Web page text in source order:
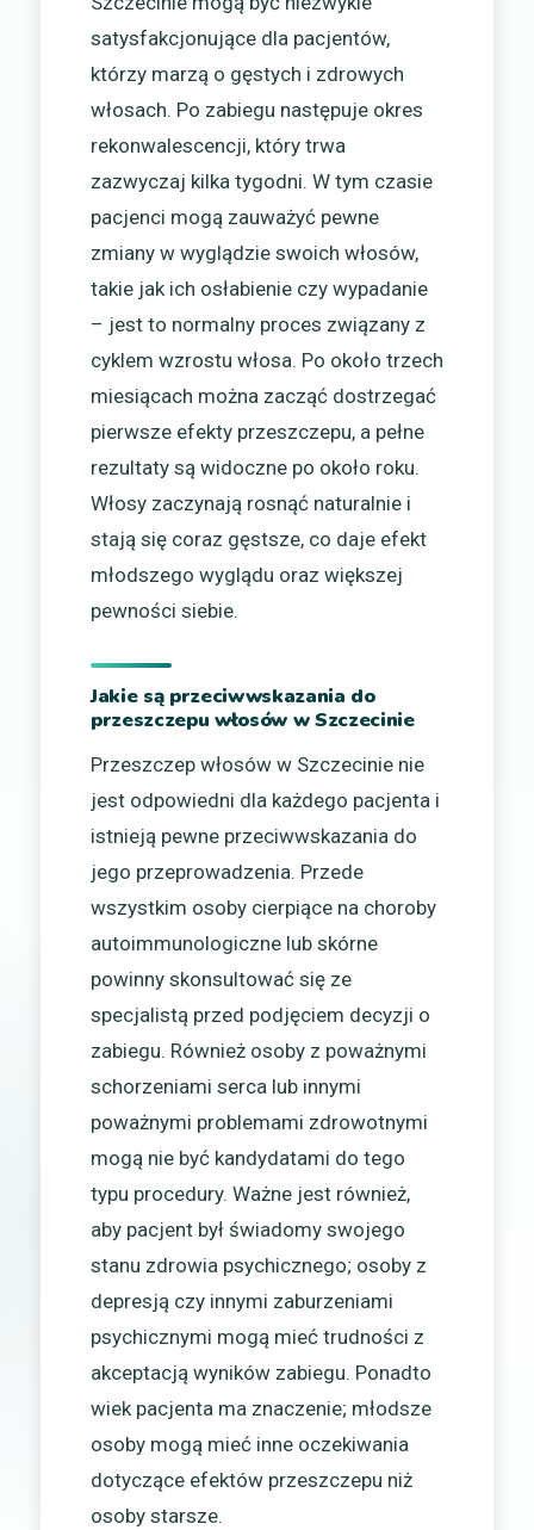
satysfakcjonujące dla pacjentów,
którzy marzą o gęstych i zdrowych
włosach. Po zabiegu następuje okres
rekonwalescencji, który trwa
zazwyczaj kilka tygodni. W tym czasie
pacjenci mogą zauważyć pewne
zmiany w wyglądzie swoich włosów,
takie jak ich osłabienie czy wypadanie
– jest to normalny proces związany z
cyklem wzrostu włosa. Po około trzech
miesiącach można zacząć dostrzegać
pierwsze efekty przeszczepu, a pełne
rezultaty są widoczne po około roku.
Włosy zaczynają rosnąć naturalnie i
stają się coraz gęstsze, co daje efekt
młodszego wyglądu oraz większej
pewności siebie.
Jakie są przeciwwskazania do
przeszczepu włosów w Szczecinie
Przeszczep włosów w Szczecinie nie
jest odpowiedni dla każdego pacjenta i
istnieją pewne przeciwwskazania do
jego przeprowadzenia. Przede
wszystkim osoby cierpiące na choroby
autoimmunologiczne lub skórne
powinny skonsultować się ze
specjalistą przed podjęciem decyzji o
zabiegu. Również osoby z poważnymi
schorzeniami serca lub innymi
poważnymi problemami zdrowotnymi
mogą nie być kandydatami do tego
typu procedury. Ważne jest również,
aby pacjent był świadomy swojego
stanu zdrowia psychicznego; osoby z
depresją czy innymi zaburzeniami
psychicznymi mogą mieć trudności z
akceptacją wyników zabiegu. Ponadto
wiek pacjenta ma znaczenie; młodsze
osoby mogą mieć inne oczekiwania
dotyczące efektów przeszczepu niż
osoby starsze.